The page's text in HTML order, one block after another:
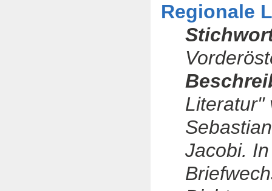
Regionale
Literatur"
Jacobi.